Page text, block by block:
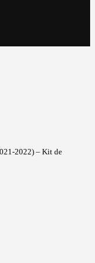
2022) – Kit de